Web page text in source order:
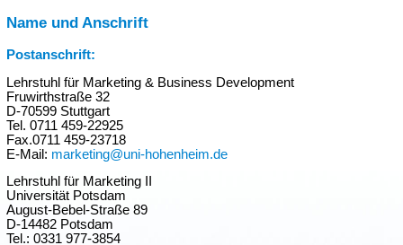
Name und Anschrift
Postanschrift:
Lehrstuhl für Marketing & Business Development
Fruwirthstraße 32
D-70599 Stuttgart
Tel. 0711 459-22925
Fax.0711 459-23718
E-Mail: marketing@uni-hohenheim.de
Lehrstuhl für Marketing II
Universität Potsdam
August-Bebel-Straße 89
D-14482 Potsdam
Tel.: 0331 977-3854